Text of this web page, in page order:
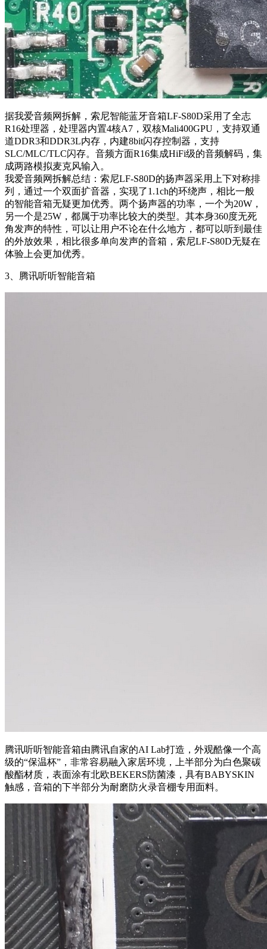
据我爱音频网拆解，索尼智能蓝牙音箱LF-S80D采用了全志
R16处理器，处理器内置4核A7，双核Mali400GPU，支持双通
道DDR3和DDR3L内存，内建8bit闪存控制器，支持
SLC/MLC/TLC闪存。音频方面R16集成HiFi级的音频解码，集
成两路模拟麦克风输入。
我爱音频网拆解总结：索尼LF-S80D的扬声器采用上下对称排
列，通过一个双面扩音器，实现了1.1ch的环绕声，相比一般
的智能音箱无疑更加优秀。两个扬声器的功率，一个为20W，
另一个是25W，都属于功率比较大的类型。其本身360度无死
角发声的特性，可以让用户不论在什么地方，都可以听到最佳
的外放效果，相比很多单向发声的音箱，索尼LF-S80D无疑在
体验上会更加优秀。
3、腾讯听听智能音箱
腾讯听听智能音箱由腾讯自家的AI Lab打造，外观酷像一个高
级的“保温杯”，非常容易融入家居环境，上半部分为白色聚碳
酸酯材质，表面涂有北欧BEKERS防菌漆，具有BABYSKIN
触感，音箱的下半部分为耐磨防火录音棚专用面料。